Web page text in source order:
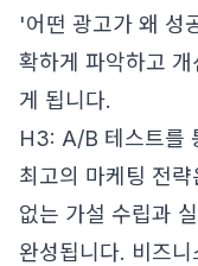
'어떤 광고가 왜 성
확하게 파악하고
게 됩니다.
H3: A/B 테스트를
최고의 마케팅 전
없는 가설 수립과
완성됩니다. 비즈